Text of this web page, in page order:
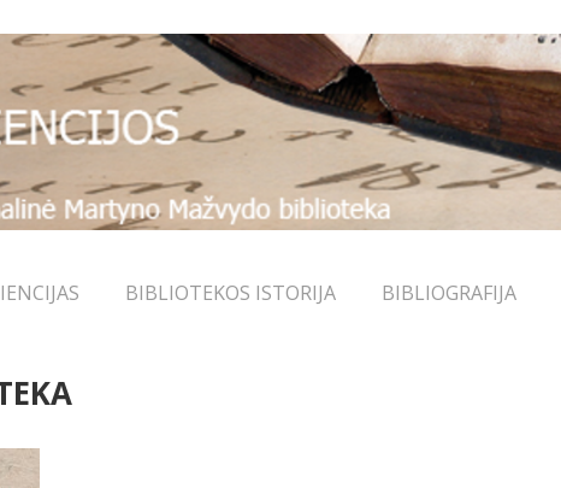
BIBLIOTEKOS ISTORIJA BIBLIOGRAFIJA